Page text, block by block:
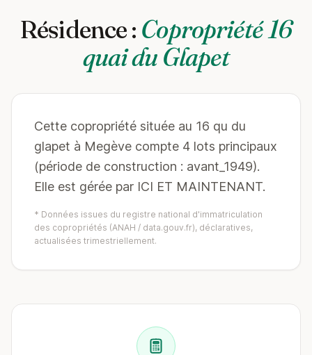
Résidence : Copropriété 16
quai du Glapet
Cette copropriété située au 16 qu du
glapet à Megève compte 4 lots principaux
(période de construction : avant_1949).
Elle est gérée par ICI ET MAINTENANT.
* Données issues du registre national d'immatriculation
des copropriétés (ANAH / data.gouv.fr), déclaratives,
actualisées trimestriellement.